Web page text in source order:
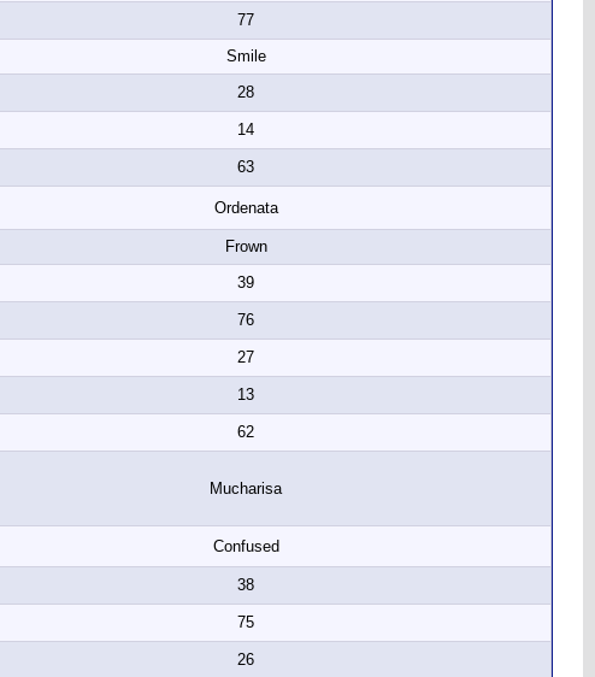
77
Smile
28
14
63
Ordenata
Frown
39
76
27
13
62
Mucharisa
Confused
38
75
26